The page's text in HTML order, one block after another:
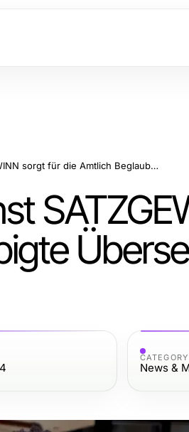
Der Übersetzungsdienst SATZGEWINN sorgt für die Amtlich Beglaubigte Übersetzung Ihrer Dokumente
CATEGORY
News &